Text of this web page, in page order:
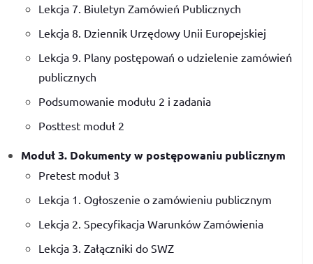
Lekcja 7. Biuletyn Zamówień Publicznych
Lekcja 8. Dziennik Urzędowy Unii Europejskiej
Lekcja 9. Plany postępowań o udzielenie zamówień
publicznych
Podsumowanie modułu 2 i zadania
Posttest moduł 2
Moduł 3. Dokumenty w postępowaniu publicznym
Pretest moduł 3
Lekcja 1. Ogłoszenie o zamówieniu publicznym
Lekcja 2. Specyfikacja Warunków Zamówienia
Lekcja 3. Załączniki do SWZ